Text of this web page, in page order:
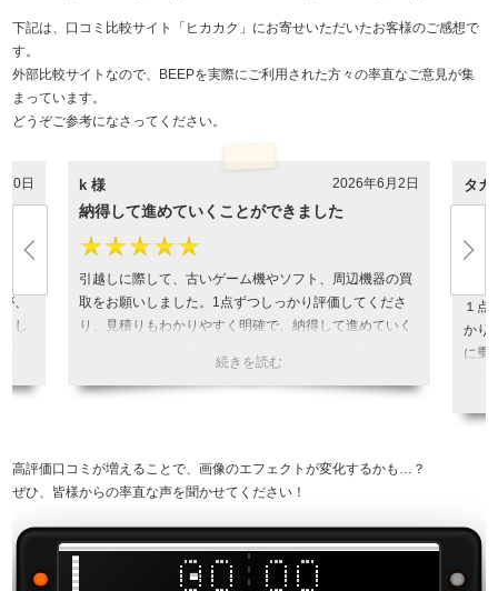
下記は、口コミ比較サイト「ヒカカク」にお寄せいただいたお客様のご感想で
す。
外部比較サイトなので、BEEPを実際にご利用された方々の率直なご意見が集
まっています。
どうぞご参考になさってください。
10日
、
し
k 様 2026年6月2日
納得して進めていくことができました
★★★★★
引越しに際して、古いゲーム機やソフト、周辺機器の買
取をお願いしました。1点ずつしっかり評価してくださ
り、見積りもわかりやすく明確で、納得して進めていく
込までとにかく爆速かつ丁寧で、終始気持ちの良いお取
引でした。大事にしてきたゲームをBEEPさんにお任せ
引用元:ヒカカク
タカ
ほ
す
１点
かり
に乗
高評価口コミが増えることで、画像のエフェクトが変化するかも…？
ぜひ、皆様からの率直な声を聞かせてください！